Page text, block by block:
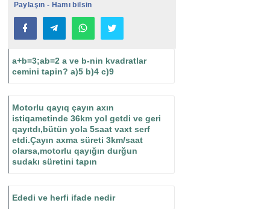
Paylaşın - Hamı bilsin
a+b=3;ab=2 a ve b-nin kvadratlar
cemini tapin? a)5 b)4 c)9
Motorlu qayıq çayın axın
istiqametinde 36km yol getdi ve geri
qayıtdı,bütün yola 5saat vaxt serf
etdi.Çayın axma süreti 3km/saat
olarsa,motorlu qayığın durğun
sudakı süretini tapın
Ededi ve herfi ifade nedir